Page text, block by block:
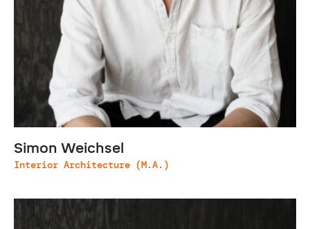
Simon Weichsel
Interior Architecture (M.A.)